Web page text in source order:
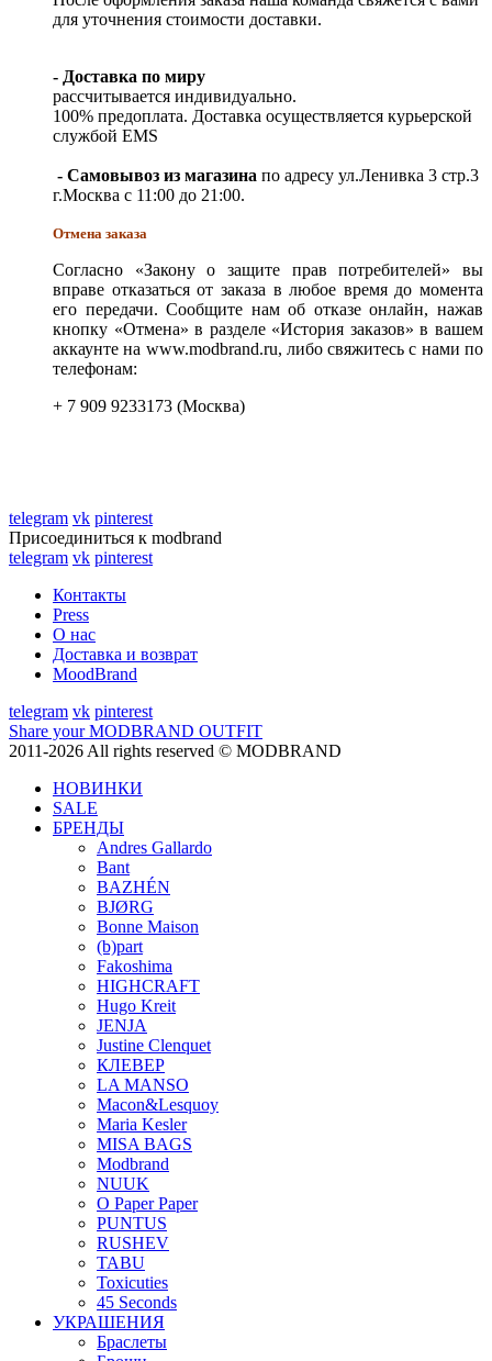
для уточнения стоимости доставки.
- Доставка по миру
рассчитывается индивидуально.
100% предоплата. Доставка осуществляется курьерской
службой EMS
- Самовывоз из магазина по адресу ул.Ленивка 3 стр.3
г.Москва с 11:00 до 21:00.
Отмена заказа
Согласно «Закону о защите прав потребителей» вы
вправе отказаться от заказа в любое время до момента
его передачи. Сообщите нам об отказе онлайн, нажав
кнопку «Отмена» в разделе «История заказов» в вашем
аккаунте на www.modbrand.ru, либо свяжитесь с нами по
телефонам:
+ 7 909 9233173 (Москва)
telegram vk pinterest
Присоединиться к modbrand
telegram vk pinterest
Контакты
Press
О нас
Доставка и возврат
MoodBrand
telegram vk pinterest
Share your MODBRAND OUTFIT
2011-2026 All rights reserved © MODBRAND
НОВИНКИ
SALE
БРЕНДЫ
Andres Gallardo
Bant
BAZHÉN
BJØRG
Bonne Maison
(b)part
Fakoshima
HIGHCRAFT
Hugo Kreit
JENJA
Justine Clenquet
КЛЕВЕР
LA MANSO
Macon&Lesquoy
Maria Kesler
MISA BAGS
Modbrand
NUUK
O Paper Paper
PUNTUS
RUSHEV
TABU
Toxicuties
45 Seconds
УКРАШЕНИЯ
Браслеты